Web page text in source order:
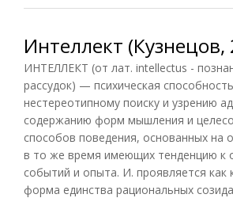
Интеллект (Кузнецов,
ИНТЕЛЛЕКТ (от лат. intellectus -
рассудок) — психическая
нестереотипному поиску и узрению
содержанию форм мышления и
способов поведения, основанных на
в то же время имеющих тенденцию к
событий и опыта. И. проявляется как
форма единства рациональных